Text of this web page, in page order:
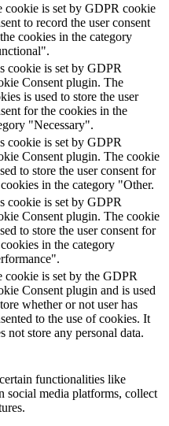
cookie is set by GDPR cookie
to record the user consent
cookies in the category
cookie is set by GDPR
Consent plugin. The
is used to store the user
for the cookies in the
"Necessary".
cookie is set by GDPR
Consent plugin. The cookie
to store the user consent for
in the category "Other.
cookie is set by GDPR
Consent plugin. The cookie
to store the user consent for
in the category
cookie is set by the GDPR
Consent plugin and is used
whether or not user has
to the use of cookies. It
not store any personal data.
functionalities like
social media platforms, collect